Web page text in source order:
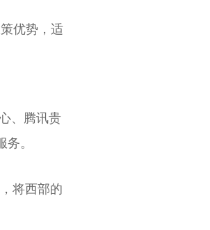
优势，适
、腾讯贵
。
将西部的